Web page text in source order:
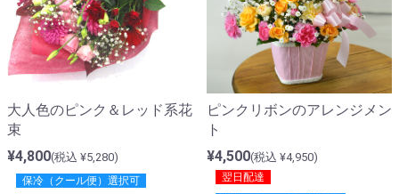
大人色のピンク＆レッド系花
束
¥4,800(税込 ¥5,280)
保冷（クール便）選択可
ピンクリボンのアレンジメン
ト
¥4,500(税込 ¥4,950)
翌日配達